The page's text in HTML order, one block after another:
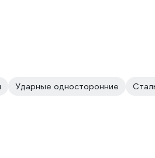
Ударные односторонние